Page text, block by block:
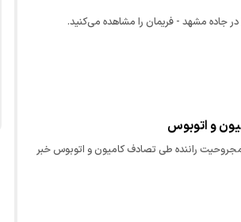
و اتوبوس
راننده طی تصادف کامیون و اتوبوس خبر